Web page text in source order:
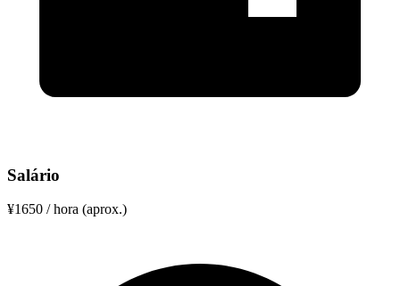
Salário
¥1650 / hora (aprox.)